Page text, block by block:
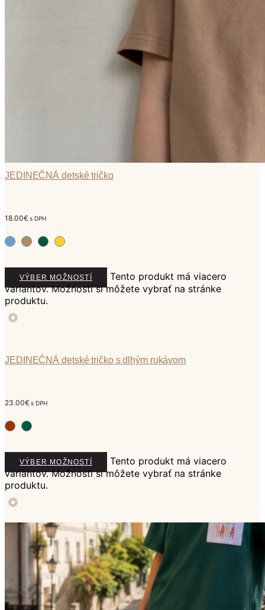
JEDINEČNÁ detské tričko
18.00€ s DPH
VÝBER MOŽNOSTÍ
Tento produkt má viacero
variantov. Možnosti si môžete vybrať na stránke
produktu.
JEDINEČNÁ detské tričko s dlhým rukávom
23.00€ s DPH
VÝBER MOŽNOSTÍ
Tento produkt má viacero
variantov. Možnosti si môžete vybrať na stránke
produktu.